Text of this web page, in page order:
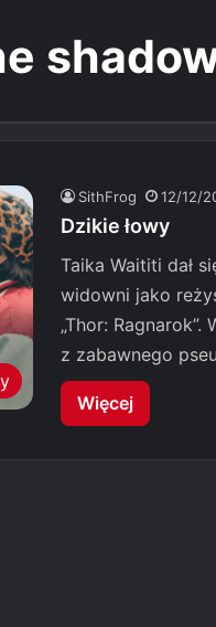
SithFrog 12/12/
Dzikie łowy
Taika Waititi dał
widowni jako
„Thor:
z zabawnego
Więcej